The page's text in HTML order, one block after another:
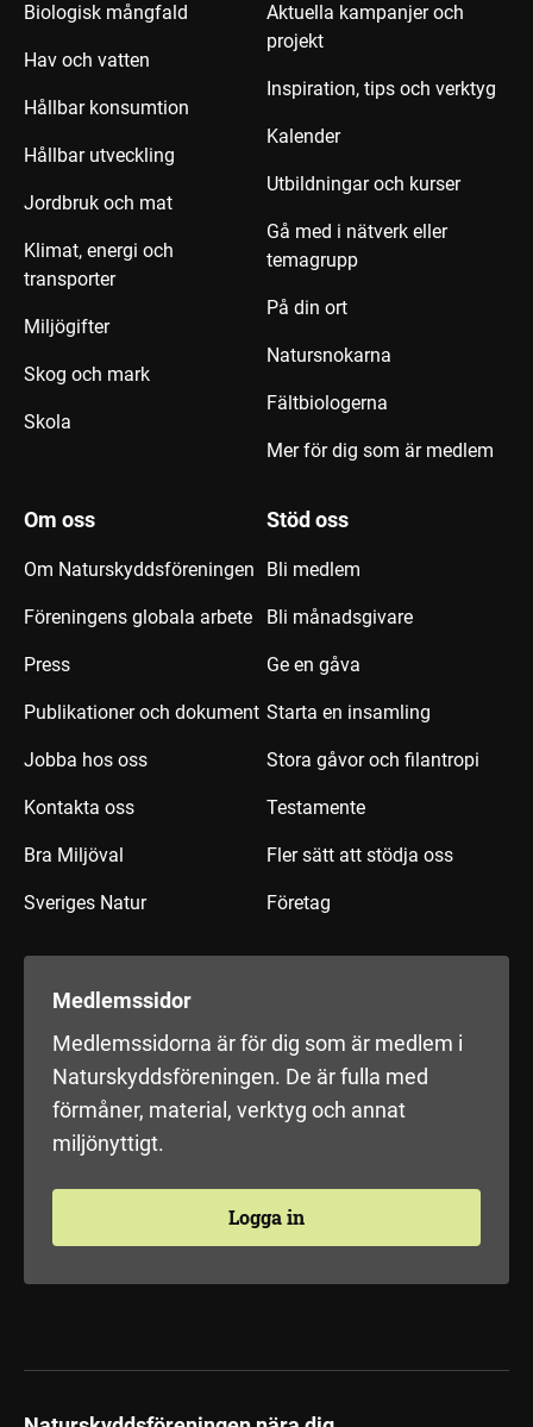
Biologisk mångfald
Hav och vatten
Hållbar konsumtion
Hållbar utveckling
Jordbruk och mat
Klimat, energi och
transporter
Miljögifter
Skog och mark
Skola
Aktuella kampanjer och
projekt
Inspiration, tips och verktyg
Kalender
Utbildningar och kurser
Gå med i nätverk eller
temagrupp
På din ort
Natursnokarna
Fältbiologerna
Mer för dig som är medlem
Om oss
Om Naturskyddsföreningen
Föreningens globala arbete
Press
Publikationer och dokument
Jobba hos oss
Kontakta oss
Bra Miljöval
Sveriges Natur
Stöd oss
Bli medlem
Bli månadsgivare
Ge en gåva
Starta en insamling
Stora gåvor och filantropi
Testamente
Fler sätt att stödja oss
Företag
Medlemssidor
Medlemssidorna är för dig som är medlem i
Naturskyddsföreningen. De är fulla med
förmåner, material, verktyg och annat
miljönyttigt.
Logga in